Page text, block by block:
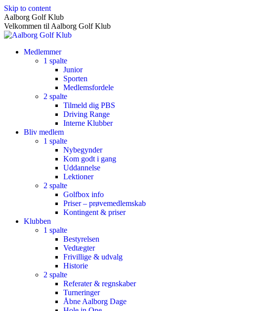
Skip to content
Aalborg Golf Klub
Velkommen til Aalborg Golf Klub
Medlemmer
1 spalte
Junior
Sporten
Medlemsfordele
2 spalte
Tilmeld dig PBS
Driving Range
Interne Klubber
Bliv medlem
1 spalte
Nybegynder
Kom godt i gang
Uddannelse
Lektioner
2 spalte
Golfbox info
Priser – prøvemedlemskab
Kontingent & priser
Klubben
1 spalte
Bestyrelsen
Vedtægter
Frivillige & udvalg
Historie
2 spalte
Referater & regnskaber
Turneringer
Åbne Aalborg Dage